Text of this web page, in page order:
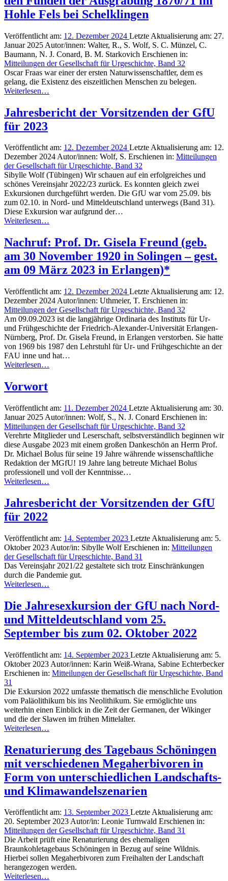
Hohle Fels bei Schelklingen
Veröffentlicht am: 12. Dezember 2024 Letzte Aktualisierung am: 27.
Januar 2025 Autor/innen: Walter, R., S. Wolf, S. C. Münzel, C.
Baumann, N. J. Conard, B. M. Starkovich Erschienen in:
Mitteilungen der Gesellschaft für Urgeschichte, Band 32
Oscar Fraas war einer der ersten Naturwissenschaftler, dem es
gelang, die Existenz des eiszeitlichen Menschen zu belegen.
Weiterlesen…
Jahresbericht der Vorsitzenden der GfU
für 2023
Veröffentlicht am: 12. Dezember 2024 Letzte Aktualisierung am: 12.
Dezember 2024Autor/innen: Wolf, S. Erschienen in: Mitteilungen
der Gesellschaft für Urgeschichte, Band 32
Sibylle Wolf (Tübingen) Wir schauen auf ein erfolgreiches und
schönes Vereinsjahr 2022/23 zurück. Es konnten gleich zwei
Exkursionen durchgeführt werden. Die GfU war vom 25.09. bis
zum 02.10. in Nord- und Mitteldeutschland unterwegs (Band 31).
Diese Exkursion war aufgrund der…
Weiterlesen…
Nachruf: Prof. Dr. Gisela Freund (geb.
am 30 November 1920 in Solingen – gest.
am 09 März 2023 in Erlangen)*
Veröffentlicht am: 12. Dezember 2024 Letzte Aktualisierung am: 12.
Dezember 2024 Autor/innen: Uthmeier, T. Erschienen in:
Mitteilungen der Gesellschaft für Urgeschichte, Band 32
Am 09.09.2023 ist die langjährige Ordinaria des Instituts für Ur-
und Frühgeschichte der Friedrich-Alexander-Universität Erlangen-
Nürnberg, Prof. Dr. Gisela Freund, in Erlangen verstorben. Sie hatte
von 1969 bis 1987 den Lehrstuhl für Ur- und Frühgeschichte an der
FAU inne und hat…
Weiterlesen…
Vorwort
Veröffentlicht am: 11. Dezember 2024 Letzte Aktualisierung am: 30.
Januar 2025 Autor/innen: Wolf, S., N. J. Conard Erschienen in:
Mitteilungen der Gesellschaft für Urgeschichte, Band 32
Verehrte Mitglieder und Leserschaft, selbstverständlich beginnen wir
diese Ausgabe 2023 mit einem großen Dankeschön an Herrn Prof.
Dr. Michael Bolus für seine 19 Jahre währende wissenschaftliche
Redaktion der MGfU! 19 Jahre lang betreute Michael Bolus
professionell und voll der Kenntnisse…
Weiterlesen…
Jahresbericht der Vorsitzenden der GfU
für 2022
Veröffentlicht am: 14. September 2023 Letzte Aktualisierung am: 5.
Oktober 2023 Autor/in: Sibylle WolfErschienen in: Mitteilungen
der Gesellschaft für Urgeschichte, Band 31
Das Vereinsjahr 2021/22 gestaltete sich trotz Einschränkungen
durch die Pandemie gut.
Weiterlesen…
Die Jahresexkursion der GfU nach Nord-
und Mitteldeutschland vom 25.
September bis zum 02. Oktober 2022
Veröffentlicht am: 14. September 2023 Letzte Aktualisierung am: 5.
Oktober 2023 Autor/innen: Karin Weiß-Wrana, Sabine Echterbecker
Erschienen in: Mitteilungen der Gesellschaft für Urgeschichte, Band
31
Die Exkursion 2022 umfasste thematisch die menschliche Evolution
vom Paläolithikum bis ins Neolithikum. Sie ermöglichte uns
weiterhin einen Einblick in die Zeit der Germanen, der Wikinger
und die der Slawen im frühen Mittelalter.
Weiterlesen…
Renaturierung des Tagebaus Schöningen
mit verschiedenen Megaherbivoren in
Form von unterschiedlichen Landschafts-
und Klimawandelszenarien
Veröffentlicht am: 13. September 2023 Letzte Aktualisierung am:
20. September 2023Autor/in: Leonie Turnwald Erschienen in:
Mitteilungen der Gesellschaft für Urgeschichte, Band 31
Die Arbeit prüft eine Renaturierung des ehemaligen
Braunkohletagebaus Schöningen in Bezug auf seine Wildnis.
Hierbei sollen Megaherbivoren zum Freihalten der Landschaft
herangezogen werden.
Weiterlesen…